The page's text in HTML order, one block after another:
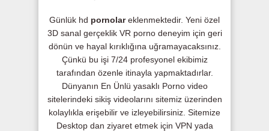
Günlük hd pornolareklenmektedir. Yeni özel
3D sanal gerçeklik VR porno deneyim için geri
dönün ve hayal kırıklığına uğramayacaksınız.
Çünkü bu işi 7/24 profesyonel ekibimiz
tarafından özenle itinayla yapmaktadırlar.
Dünyanın En Ünlü yasaklı Porno video
sitelerindeki sikiş videolarını sitemiz üzerinden
kolaylıkla erişebilir ve izleyebilirsiniz. Sitemize
Desktop dan ziyaret etmek için VPN yada